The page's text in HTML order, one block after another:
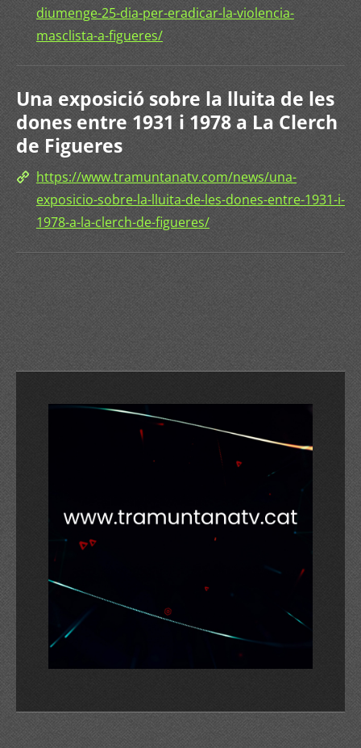
diumenge-25-dia-per-eradicar-la-violencia-
masclista-a-figueres/
Una exposició sobre la lluita de les
dones entre 1931 i 1978 a La Clerch
de Figueres
https://www.tramuntanatv.com/news/una-
exposicio-sobre-la-lluita-de-les-dones-entre-1931-i-
1978-a-la-clerch-de-figueres/